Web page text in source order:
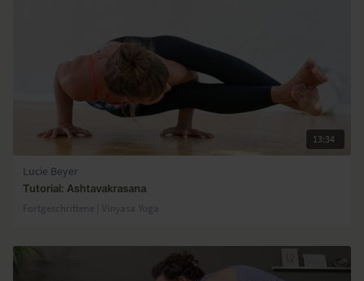
13:34
Lucie Beyer
Tutorial: Ashtavakrasana
Fortgeschrittene | Vinyasa Yoga